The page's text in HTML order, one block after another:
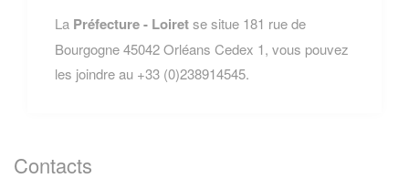
La Préfecture - Loiretse situe 181 rue de
Bourgogne 45042 Orléans Cedex 1, vous pouvez
les joindre au +33 (0)238914545.
Contacts